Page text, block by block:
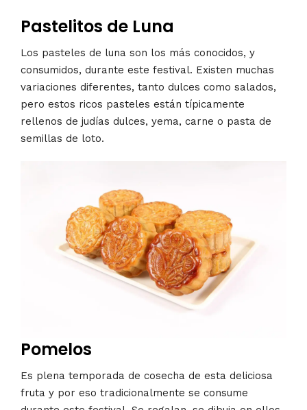
Pastelitos de Luna
Los pasteles de luna son los más conocidos, y
consumidos, durante este festival. Existen muchas
variaciones diferentes, tanto dulces como salados,
pero estos ricos pasteles están típicamente
rellenos de judías dulces, yema, carne o pasta de
semillas de loto.
Pomelos
Es plena temporada de cosecha de esta deliciosa
fruta y por eso tradicionalmente se consume